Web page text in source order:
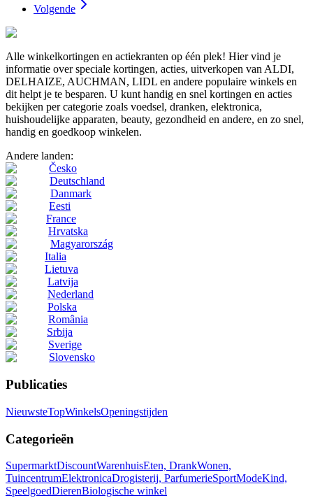
Volgende
Alle winkelkortingen en actiekranten op één plek! Hier vind je
informatie over speciale kortingen, acties, uitverkopen van ALDI,
DELHAIZE, AUCHMAN, LIDL en andere populaire winkels en
dit helpt je te besparen. U kunt handig en snel kortingen en acties
bekijken per categorie zoals voedsel, dranken, elektronica,
huishoudelijke apparaten, beauty, gezondheid en andere, en zo snel,
handig en goedkoop winkelen.
Andere landen:
Česko
Deutschland
Danmark
Eesti
France
Hrvatska
Magyarország
Italia
Lietuva
Latvija
Nederland
Polska
România
Srbija
Sverige
Slovensko
Publicaties
NieuwsteTopWinkelsOpeningstijden
Categorieën
SupermarktDiscountWarenhuisEten, DrankWonen,
TuincentrumElektronicaDrogisterij, ParfumerieSportModeKind,
SpeelgoedDierenBiologische winkel